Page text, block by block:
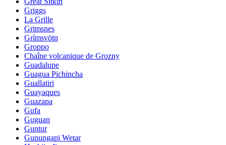
Griggs
La Grille
Grimsnes
Grímsvötn
Groppo
Chaîne volcanique de Grozny
Guadalupe
Guagua Pichincha
Guallatiri
Guayaques
Guazapa
Gufa
Guguan
Guntur
Gunungapi Wetar